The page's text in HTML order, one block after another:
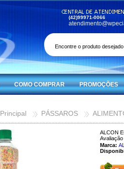
(42)99971-0066
COMO COMPRAR PROMOÇÕES
Principal PÁSSAROS
ALCON
Marca: